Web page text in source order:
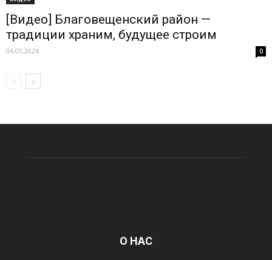
[Видео] Благовещенский район —
традиции храним, будущее строим
04.05.2026 0
О НАС